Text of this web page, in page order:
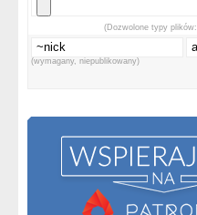
(Dozwolone typy plików:
(wymagany, niepublikowany)